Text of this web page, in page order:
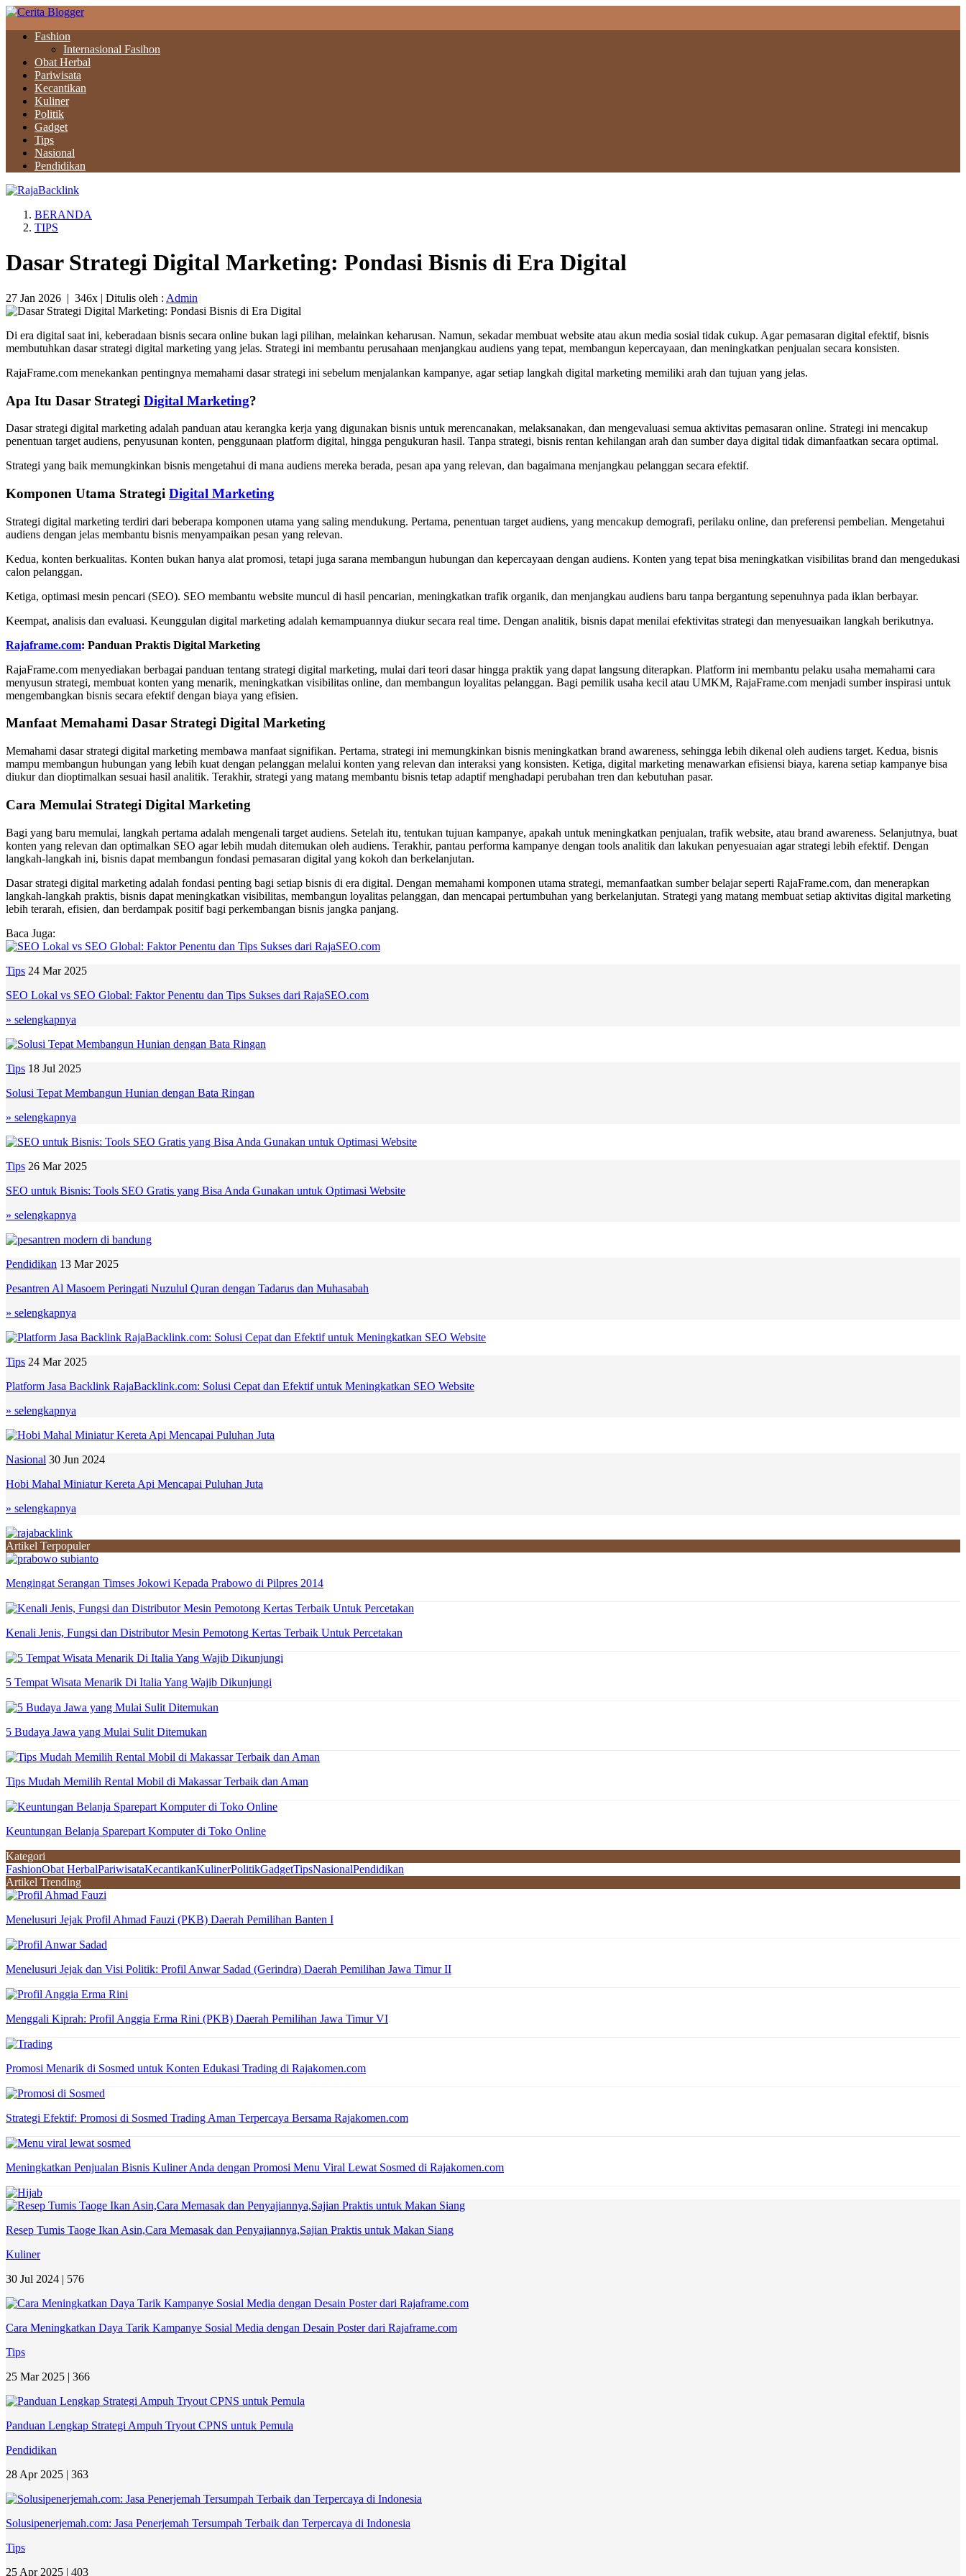
Fashion
Internasional Fasihon
Obat Herbal
Pariwisata
Kecantikan
Kuliner
Politik
Gadget
Tips
Nasional
Pendidikan
BERANDA
TIPS
Dasar Strategi Digital Marketing: Pondasi Bisnis di Era Digital
27 Jan 2026 | 346x | Ditulis oleh : Admin
Di era digital saat ini, keberadaan bisnis secara online bukan lagi pilihan, melainkan keharusan. Namun, sekadar membuat website atau akun media sosial tidak cukup. Agar pemasaran digital efektif, bisnis
membutuhkan dasar strategi digital marketing yang jelas. Strategi ini membantu perusahaan menjangkau audiens yang tepat, membangun kepercayaan, dan meningkatkan penjualan secara konsisten.
RajaFrame.com menekankan pentingnya memahami dasar strategi ini sebelum menjalankan kampanye, agar setiap langkah digital marketing memiliki arah dan tujuan yang jelas.
Apa Itu Dasar Strategi Digital Marketing?
Dasar strategi digital marketing adalah panduan atau kerangka kerja yang digunakan bisnis untuk merencanakan, melaksanakan, dan mengevaluasi semua aktivitas pemasaran online. Strategi ini mencakup
penentuan target audiens, penyusunan konten, penggunaan platform digital, hingga pengukuran hasil. Tanpa strategi, bisnis rentan kehilangan arah dan sumber daya digital tidak dimanfaatkan secara optimal.
Strategi yang baik memungkinkan bisnis mengetahui di mana audiens mereka berada, pesan apa yang relevan, dan bagaimana menjangkau pelanggan secara efektif.
Komponen Utama Strategi Digital Marketing
Strategi digital marketing terdiri dari beberapa komponen utama yang saling mendukung. Pertama, penentuan target audiens, yang mencakup demografi, perilaku online, dan preferensi pembelian. Mengetahui
audiens dengan jelas membantu bisnis menyampaikan pesan yang relevan.
Kedua, konten berkualitas. Konten bukan hanya alat promosi, tetapi juga sarana membangun hubungan dan kepercayaan dengan audiens. Konten yang tepat bisa meningkatkan visibilitas brand dan mengedukasi
calon pelanggan.
Ketiga, optimasi mesin pencari (SEO). SEO membantu website muncul di hasil pencarian, meningkatkan trafik organik, dan menjangkau audiens baru tanpa bergantung sepenuhnya pada iklan berbayar.
Keempat, analisis dan evaluasi. Keunggulan digital marketing adalah kemampuannya diukur secara real time. Dengan analitik, bisnis dapat menilai efektivitas strategi dan menyesuaikan langkah berikutnya.
Rajaframe.com: Panduan Praktis Digital Marketing
RajaFrame.com menyediakan berbagai panduan tentang strategi digital marketing, mulai dari teori dasar hingga praktik yang dapat langsung diterapkan. Platform ini membantu pelaku usaha memahami cara
menyusun strategi, membuat konten yang menarik, meningkatkan visibilitas online, dan membangun loyalitas pelanggan. Bagi pemilik usaha kecil atau UMKM, RajaFrame.com menjadi sumber inspirasi untuk
mengembangkan bisnis secara efektif dengan biaya yang efisien.
Manfaat Memahami Dasar Strategi Digital Marketing
Memahami dasar strategi digital marketing membawa manfaat signifikan. Pertama, strategi ini memungkinkan bisnis meningkatkan brand awareness, sehingga lebih dikenal oleh audiens target. Kedua, bisnis
mampu membangun hubungan yang lebih kuat dengan pelanggan melalui konten yang relevan dan interaksi yang konsisten. Ketiga, digital marketing menawarkan efisiensi biaya, karena setiap kampanye bisa
diukur dan dioptimalkan sesuai hasil analitik. Terakhir, strategi yang matang membantu bisnis tetap adaptif menghadapi perubahan tren dan kebutuhan pasar.
Cara Memulai Strategi Digital Marketing
Bagi yang baru memulai, langkah pertama adalah mengenali target audiens. Setelah itu, tentukan tujuan kampanye, apakah untuk meningkatkan penjualan, trafik website, atau brand awareness. Selanjutnya, buat
konten yang relevan dan optimalkan SEO agar lebih mudah ditemukan oleh audiens. Terakhir, pantau performa kampanye dengan tools analitik dan lakukan penyesuaian agar strategi lebih efektif. Dengan
langkah-langkah ini, bisnis dapat membangun fondasi pemasaran digital yang kokoh dan berkelanjutan.
Dasar strategi digital marketing adalah fondasi penting bagi setiap bisnis di era digital. Dengan memahami komponen utama strategi, memanfaatkan sumber belajar seperti RajaFrame.com, dan menerapkan
langkah-langkah praktis, bisnis dapat meningkatkan visibilitas, membangun loyalitas pelanggan, dan mencapai pertumbuhan yang berkelanjutan. Strategi yang matang membuat setiap aktivitas digital marketing
lebih terarah, efisien, dan berdampak positif bagi perkembangan bisnis jangka panjang.
Baca Juga:
Tips 24 Mar 2025
SEO Lokal vs SEO Global: Faktor Penentu dan Tips Sukses dari RajaSEO.com
» selengkapnya
Tips 18 Jul 2025
Solusi Tepat Membangun Hunian dengan Bata Ringan
» selengkapnya
Tips 26 Mar 2025
SEO untuk Bisnis: Tools SEO Gratis yang Bisa Anda Gunakan untuk Optimasi Website
» selengkapnya
Pendidikan 13 Mar 2025
Pesantren Al Masoem Peringati Nuzulul Quran dengan Tadarus dan Muhasabah
» selengkapnya
Tips 24 Mar 2025
Platform Jasa Backlink RajaBacklink.com: Solusi Cepat dan Efektif untuk Meningkatkan SEO Website
» selengkapnya
Nasional 30 Jun 2024
Hobi Mahal Miniatur Kereta Api Mencapai Puluhan Juta
» selengkapnya
Artikel Terpopuler
Mengingat Serangan Timses Jokowi Kepada Prabowo di Pilpres 2014
Kenali Jenis, Fungsi dan Distributor Mesin Pemotong Kertas Terbaik Untuk Percetakan
5 Tempat Wisata Menarik Di Italia Yang Wajib Dikunjungi
5 Budaya Jawa yang Mulai Sulit Ditemukan
Tips Mudah Memilih Rental Mobil di Makassar Terbaik dan Aman
Keuntungan Belanja Sparepart Komputer di Toko Online
Kategori
FashionObat HerbalPariwisataKecantikanKulinerPolitikGadgetTipsNasionalPendidikan
Artikel Trending
Menelusuri Jejak Profil Ahmad Fauzi (PKB) Daerah Pemilihan Banten I
Menelusuri Jejak dan Visi Politik: Profil Anwar Sadad (Gerindra) Daerah Pemilihan Jawa Timur II
Menggali Kiprah: Profil Anggia Erma Rini (PKB) Daerah Pemilihan Jawa Timur VI
Promosi Menarik di Sosmed untuk Konten Edukasi Trading di Rajakomen.com
Strategi Efektif: Promosi di Sosmed Trading Aman Terpercaya Bersama Rajakomen.com
Meningkatkan Penjualan Bisnis Kuliner Anda dengan Promosi Menu Viral Lewat Sosmed di Rajakomen.com
Resep Tumis Taoge Ikan Asin,Cara Memasak dan Penyajiannya,Sajian Praktis untuk Makan Siang
Kuliner
30 Jul 2024 | 576
Cara Meningkatkan Daya Tarik Kampanye Sosial Media dengan Desain Poster dari Rajaframe.com
Tips
25 Mar 2025 | 366
Panduan Lengkap Strategi Ampuh Tryout CPNS untuk Pemula
Pendidikan
28 Apr 2025 | 363
Solusipenerjemah.com: Jasa Penerjemah Tersumpah Terbaik dan Terpercaya di Indonesia
Tips
25 Apr 2025 | 403